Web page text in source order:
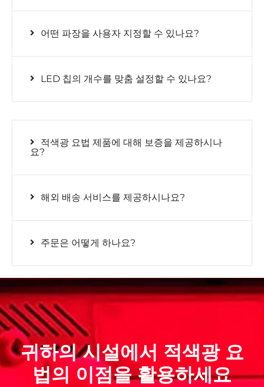
어떤 파장을 사용자 지정할 수 있나요?
LED 칩의 개수를 맞춤 설정할 수 있나요?
적색광 요법 제품에 대해 보증을 제공하시나
요?
해외 배송 서비스를 제공하시나요?
주문은 어떻게 하나요?
귀하의 시설에서 적색광 요
법의 이점을 활용하세요